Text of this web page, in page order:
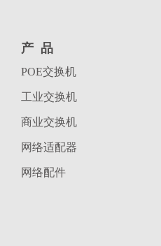
产品
POE交换机
工业交换机
商业交换机
网络适配器
网络配件